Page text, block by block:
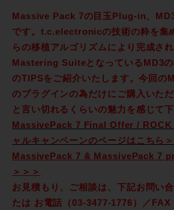
Massive Pack 7の目玉Plug-in、
です。t.c.electronicの技術の粋を集
らの移植アルゴリズムにより完成さ
Mastering SuiteとなっているMD3の
のTIPSをご紹介いたします。今回の
のプラグインの為だけにご購入いた
と言い切れるくらいの魅力を感じて下
MassivePack 7 Final Offer / ROCK
ャルキャンペーンのページはこちら＞
MassivePack 7 & MassivePack 7
＞＞＞
お見積もり、ご相談は、下記お問い
たは お電話（03-3477-1776）／FAX